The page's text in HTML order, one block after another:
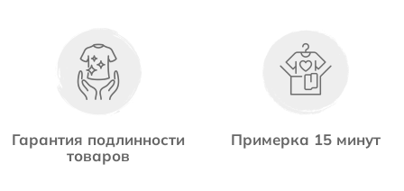
Гарантия подлинности
товаров
Примерка 15 минут